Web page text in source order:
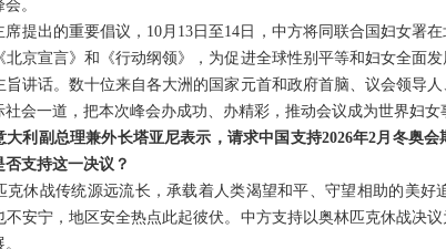
。
席提出的重要倡议，10月13日至14日，中方将同联合国妇女署
北京宣言》和《行动纲领》，为促进全球性别平等和妇女全面
旨讲话。数十位来自各大洲的国家元首和政府首脑、议会领导
会一道，把本次峰会办成功、办精彩，推动会议成为世界妇女
大利副总理兼外长塔亚尼表示，请求中国支持2026年2月冬奥
支持这一决议？
克休战传统源远流长，承载着人类渴望和平、守望相助的美
安宁，地区安全热点此起彼伏。中方支持以奥林匹克休战决